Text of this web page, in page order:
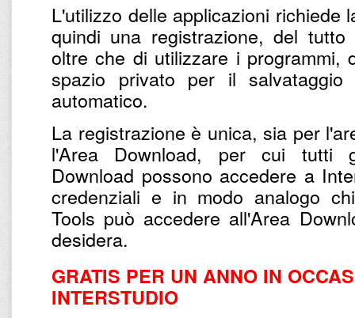
L'utilizzo delle applicazioni richiede
quindi una registrazione, del
oltre che di utilizzare i programmi,
spazio privato per il
automatico.
La registrazione è unica, sia per
l'Area Download, per cui tutti
Download possono accedere a
credenziali e in modo analogo
Tools può accedere all'Area
desidera.
GRATIS PER UN ANNO IN
INTERSTUDIO